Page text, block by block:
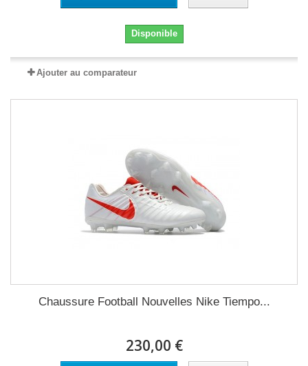
Disponible
Ajouter au comparateur
Chaussure Football Nouvelles Nike Tiempo...
230,00 €